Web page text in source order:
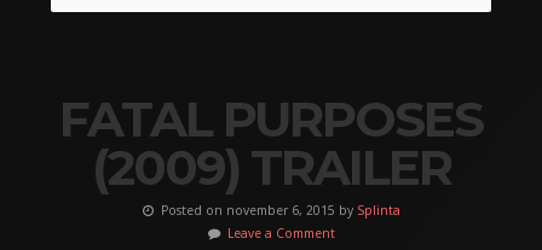
FATAL PURPOSES
(2009) TRAILER
Posted on november 6, 2015 by Splinta
Leave a Comment